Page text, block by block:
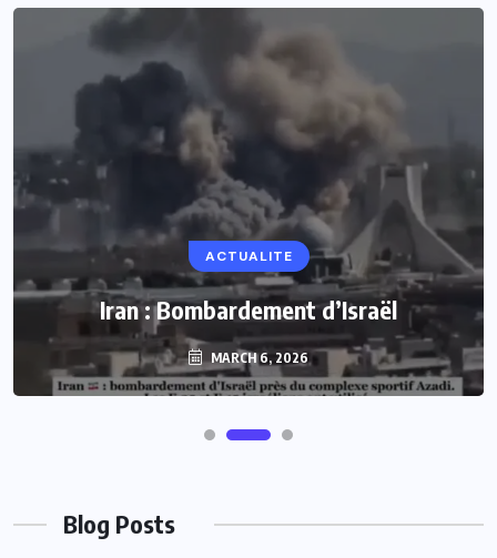
ACTUALITE
Iran : Bombardement d’Israël
MARCH 6, 2026
Blog Posts